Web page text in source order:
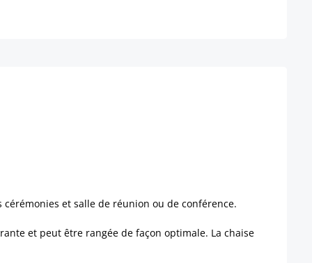
et salle de réunion ou de conférence.
et peut être rangée de façon optimale. La chaise